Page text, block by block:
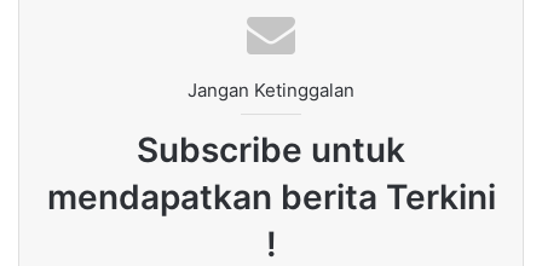
Jangan Ketinggalan
Subscribe untuk
mendapatkan berita Terkini
!